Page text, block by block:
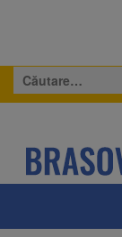
Caută
după: